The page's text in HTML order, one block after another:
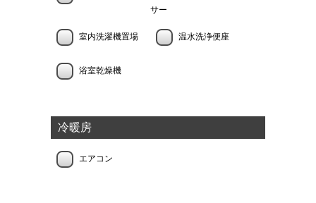
サー
室内洗濯機置場 温水洗浄便座
浴室乾燥機
冷暖房
エアコン